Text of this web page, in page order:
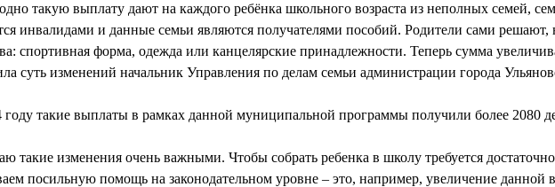
такую выплату дают на каждого ребёнка школьного возраста из неполных семей,
инвалидами и данные семьи являются получателями пособий. Родители сами решают,
спортивная форма, одежда или канцелярские принадлежности. Теперь сумма
суть изменений начальник Управления по делам семьи администрации города
году такие выплаты в рамках данной муниципальной программы получили более 2080
такие изменения очень важными. Чтобы собрать ребенка в школу требуется
посильную помощь на законодательном уровне – это, например, увеличение данной